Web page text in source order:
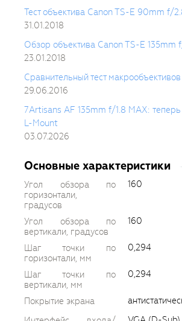
Тест объектива Canon TS-E 90mm f/
31.01.2018
Обзор объектива Canon TS-E 135mm
23.01.2018
Сравнительный тест
29.06.2016
7Artisans AF 135mm f/1.8 MAX:
L-Mount
03.07.2026
Основные характеристики
Угол обзора по
горизонтали,
градусов
160
Угол обзора по
вертикали, градусов
160
Шаг точки по
горизонтали, мм
0,294
Шаг точки по
вертикали, мм
0,294
Покрытие экрана